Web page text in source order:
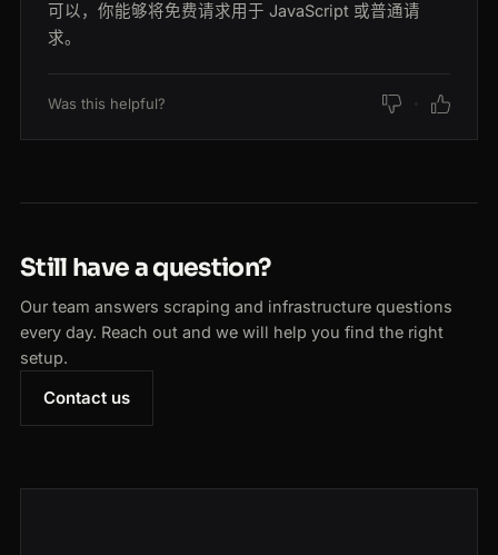
可以，你能够将免费请求用于 JavaScript 或普通请
求。
Was this helpful?
Still have a question?
Our team answers scraping and infrastructure questions
every day. Reach out and we will help you find the right
setup.
Contact us